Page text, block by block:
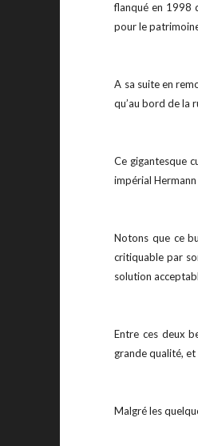
flanqué en 1998
pour le
A sa suite en
qu’au bord de la
Ce gigantesque
impérial
Notons que ce
critiquable par
solution
Entre ces deux
grande qualité, et
Malgré les